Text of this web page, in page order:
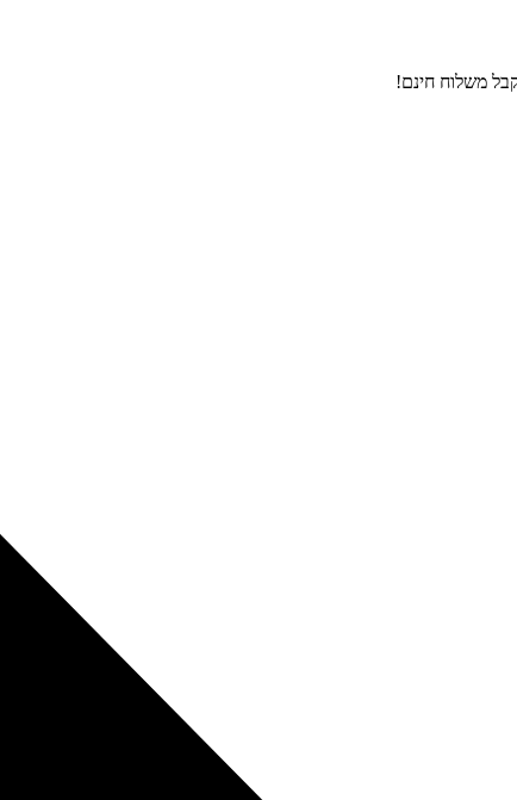
משלוח חינם!